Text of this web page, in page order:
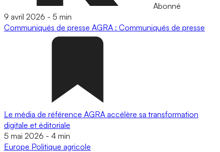
Abonné
9 avril 2026 - 5 min
Communiqués de presse AGRA : Communiqués de presse
Le média de référence AGRA accélère sa transformation
digitale et éditoriale
5 mai 2026 - 4 min
Europe Politique agricole